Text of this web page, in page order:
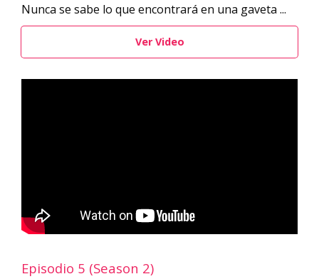
Nunca se sabe lo que encontrará en una gaveta ...
Ver Video
Episodio 5 (Season 2)